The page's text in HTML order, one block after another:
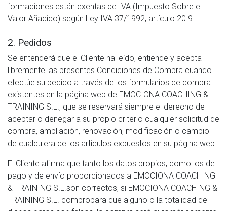
formaciones están exentas de IVA (Impuesto Sobre el
Valor Añadido) según Ley IVA 37/1992, artículo 20.9.
2. Pedidos
Se entenderá que el Cliente ha leído, entiende y acepta
libremente las presentes Condiciones de Compra cuando
efectúe su pedido a través de los formularios de compra
existentes en la página web de EMOCIONA COACHING &
TRAINING S.L., que se reservará siempre el derecho de
aceptar o denegar a su propio criterio cualquier solicitud de
compra, ampliación, renovación, modificación o cambio
de cualquiera de los artículos expuestos en su página web.
El Cliente afirma que tanto los datos propios, como los de
pago y de envío proporcionados a EMOCIONA COACHING
& TRAINING S.L.son correctos, si EMOCIONA COACHING &
TRAINING S.L. comprobara que alguno o la totalidad de